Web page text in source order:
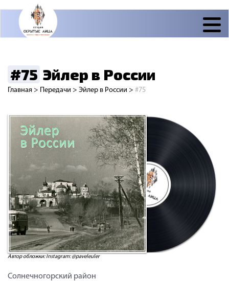
#75 Эйлер в России
Главная > Передачи > Эйлер в России > #75
Автор обложки: Instagram: @paveleuler
Солнечногорский район